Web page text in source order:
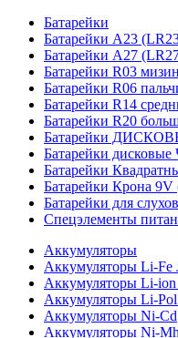
Батарейки
Батарейки A23
Батарейки A27
Батарейки R03
Батарейки R06
Батарейки R14
Батарейки R20
Батарейки
Батарейки
Батарейки
Батарейки Крона 9V
Батарейки для
Спецэлементы
Аккумуляторы
Аккумуляторы Li-Fe
Аккумуляторы Li-
Аккумуляторы Li-
Аккумуляторы Ni-Cd
Аккумуляторы Ni-Mh